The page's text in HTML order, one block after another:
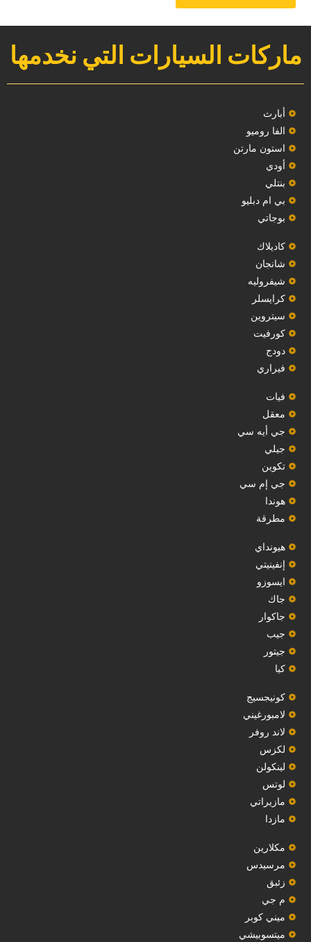
ماركات السيارات التي نخدمها
‏أبارث‏
الفا روميو
استون مارتن
أودي
بنتلي
بي ام دبليو
بوجاتي
كاديلاك
‏شانجان‏
شيفروليه
‏كرايسلر‏
سيتروين
‏كورفيت‏
دودج
فيراري
فيات
معقل
‏جي أيه سي‏
جيلي
‏تكوين‏
جي إم سي
هوندا
مطرقة
هيونداي
إنفينيتي
‏ايسوزو‏
‏جاك‏
جاكوار
جيب
‏جيتور‏
كيا
‏كونيجسيج‏
لامبورغيني
لاند روفر
لكزس
لينكولن
‏لوتس‏
مازيراتي
مازدا
مكلارين
مرسيدس
‏زئبق‏
م جي
ميني كوبر
ميتسوبيشي